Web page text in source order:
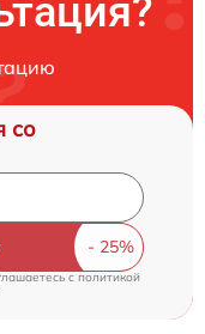
со
cполитикой